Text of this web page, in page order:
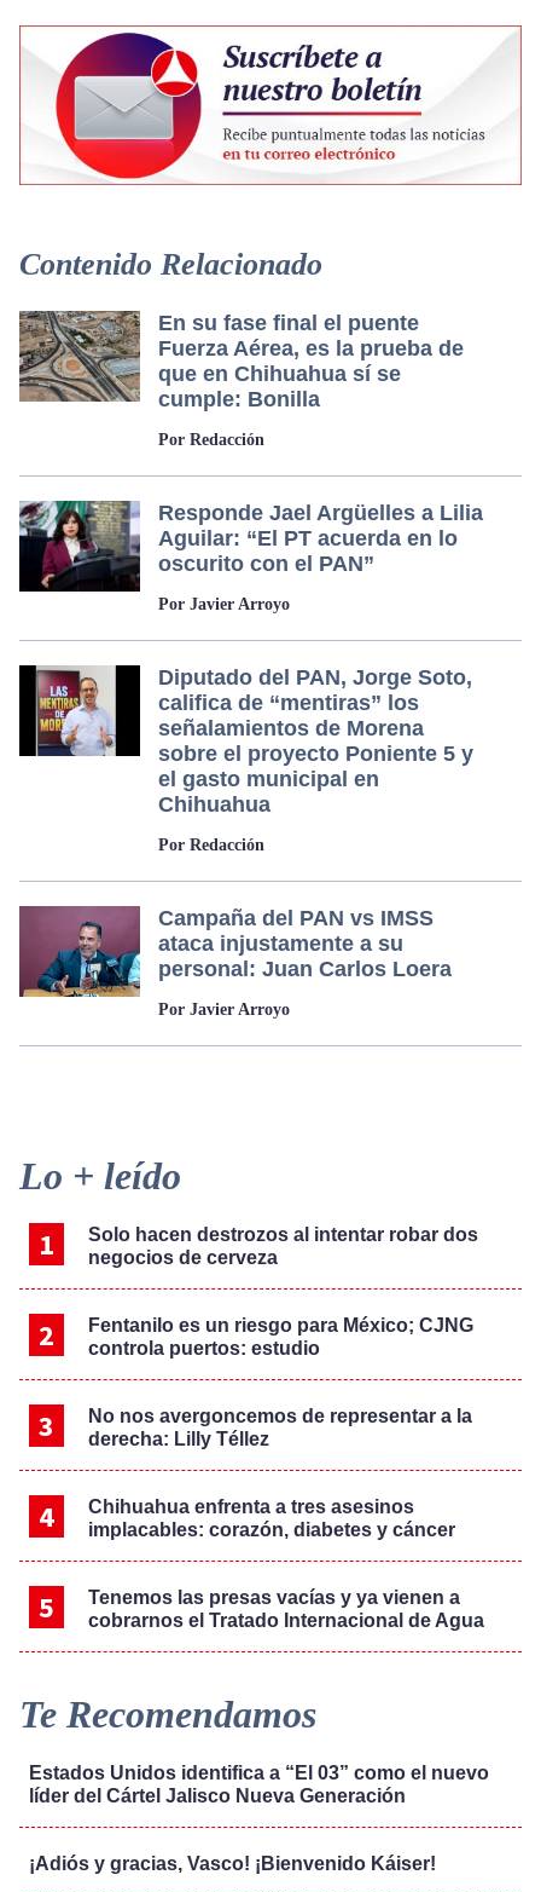
Contenido Relacionado
En su fase final el puente
Fuerza Aérea, es la prueba de
que en Chihuahua sí se
cumple: Bonilla
Por Redacción
Responde Jael Argüelles a Lilia
Aguilar: “El PT acuerda en lo
oscurito con el PAN”
Por Javier Arroyo
Diputado del PAN, Jorge Soto,
califica de “mentiras” los
señalamientos de Morena
sobre el proyecto Poniente 5 y
el gasto municipal en
Chihuahua
Por Redacción
Campaña del PAN vs IMSS
ataca injustamente a su
personal: Juan Carlos Loera
Por Javier Arroyo
Primary
Sidebar
Lo + leído
Solo hacen destrozos al intentar robar dos
negocios de cerveza
Fentanilo es un riesgo para México; CJNG
controla puertos: estudio
No nos avergoncemos de representar a la
derecha: Lilly Téllez
Chihuahua enfrenta a tres asesinos
implacables: corazón, diabetes y cáncer
Tenemos las presas vacías y ya vienen a
cobrarnos el Tratado Internacional de Agua
Te Recomendamos
Estados Unidos identifica a “El 03” como el nuevo
líder del Cártel Jalisco Nueva Generación
¡Adiós y gracias, Vasco! ¡Bienvenido Káiser!